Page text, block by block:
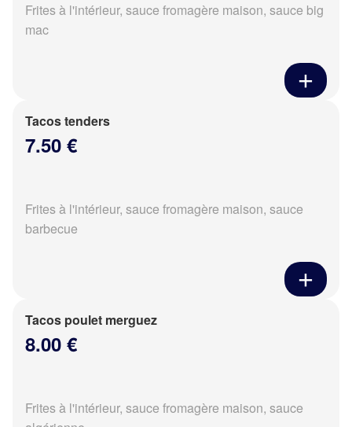
Frites à l'intérieur, sauce fromagère maison, sauce big
mac
Tacos tenders
7.50 €
Frites à l'intérieur, sauce fromagère maison, sauce
barbecue
Tacos poulet merguez
8.00 €
Frites à l'intérieur, sauce fromagère maison, sauce